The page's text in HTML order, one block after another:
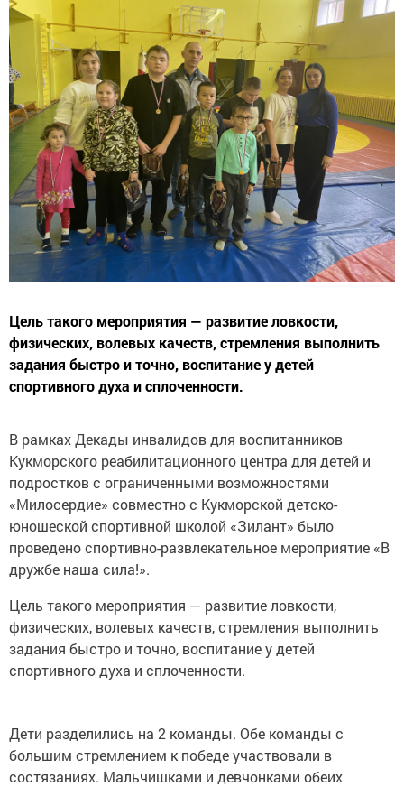
Цель такого мероприятия — развитие ловкости,
физических, волевых качеств, стремления выполнить
задания быстро и точно, воспитание у детей
спортивного духа и сплоченности.
В рамках Декады инвалидов для воспитанников
Кукморского реабилитационного центра для детей и
подростков с ограниченными возможностями
«Милосердие» совместно с Кукморской детско-
юношеской спортивной школой «Зилант» было
проведено спортивно-развлекательное мероприятие «В
дружбе наша сила!».
Цель такого мероприятия — развитие ловкости,
физических, волевых качеств, стремления выполнить
задания быстро и точно, воспитание у детей
спортивного духа и сплоченности.
Дети разделились на 2 команды. Обе команды с
большим стремлением к победе участвовали в
состязаниях. Мальчишками и девчонками обеих